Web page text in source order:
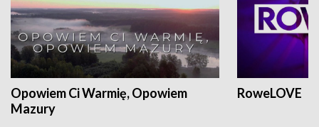
Opowiem Ci Warmię, Opowiem
Mazury
RoweLOVE